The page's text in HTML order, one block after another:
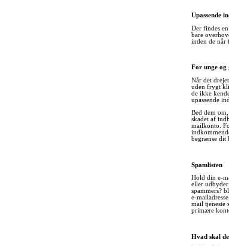
Upassende
Der findes
bare
inden de når
For unge og
Når det
uden frygt
de ikke
upassende
Bed dem
skadet af
mailkonto.
begrænse dit
Spamlisten
Hold din e-
eller udbyder
spammers?
e-
mail tjeneste
primære
Hvad skal